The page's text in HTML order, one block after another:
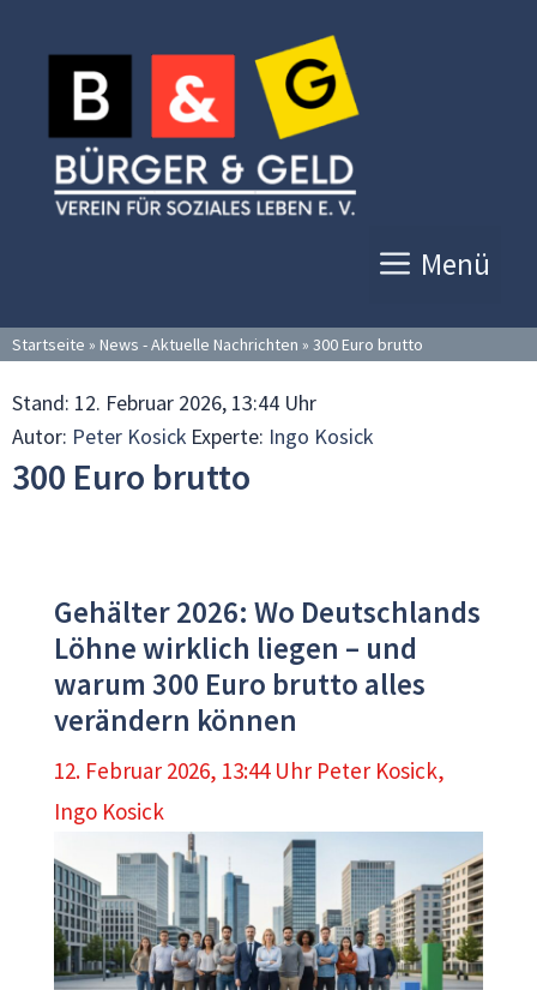
Inhalt
springen
Menü
Startseite » News - Aktuelle Nachrichten » 300 Euro brutto
Stand: 12. Februar 2026, 13:44 Uhr
Autor: Peter Kosick Experte: Ingo Kosick
300 Euro brutto
Gehälter 2026: Wo Deutschlands
Löhne wirklich liegen – und
warum 300 Euro brutto alles
verändern können
12. Februar 2026, 13:44 Uhr Peter Kosick,
Ingo Kosick